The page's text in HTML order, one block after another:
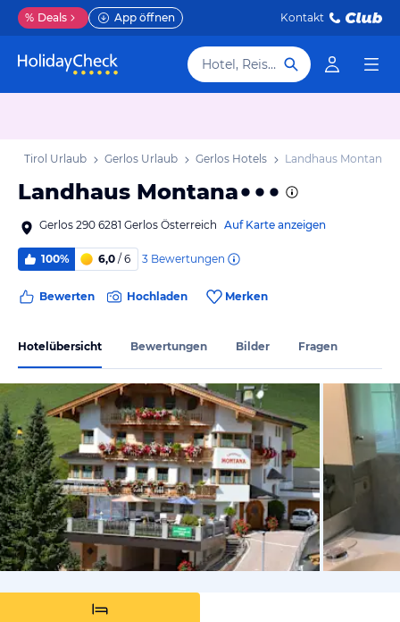
% Deals App öffnen Kontakt
Hotel, Reiseziel
Tirol Urlaub Gerlos Urlaub Gerlos Hotels Landhaus Montana
Landhaus Montana
Gerlos 290 6281 Gerlos Österreich Auf Karte anzeigen
100% 6,0 / 6 3 Bewertungen
Bewerten Hochladen Merken
Hotelübersicht Bewertungen Bilder Fragen
von